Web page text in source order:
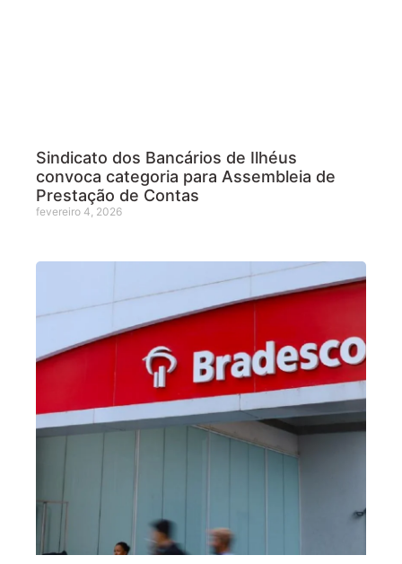
Sindicato dos Bancários de Ilhéus
convoca categoria para Assembleia de
Prestação de Contas
fevereiro 4, 2026